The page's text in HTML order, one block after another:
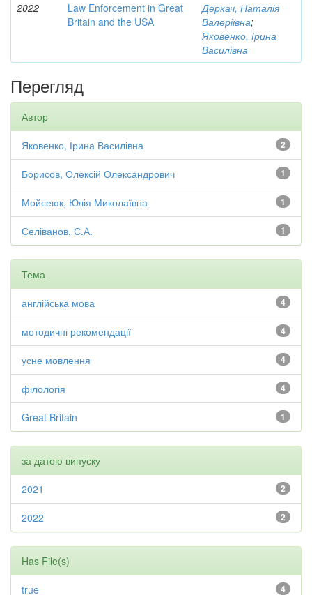
2022
Law Enforcement in Great
Britain and the USA
Деркач, Наталія
Валеріївна;
Яковенко, Ірина
Василівна
Перегляд
Автор
2
Яковенко, Ірина Василівна
1
Борисов, Олексій Олександрович
1
Мойсеюк, Юлія Миколаївна
1
Селіванов, С.А.
Тема
4
англійська мова
4
методичні рекомендації
4
усне мовлення
4
філологія
1
Great Britain
за датою випуску
2
2021
2
2022
Has File(s)
4
true